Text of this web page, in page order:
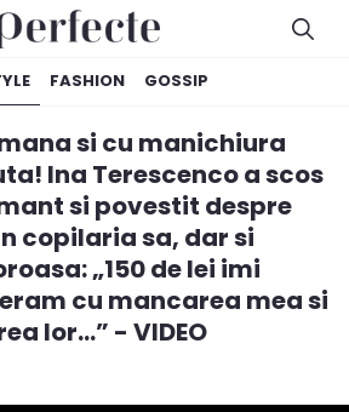
FASHION GOSSIP
si cu manichiura
Ina Terescenco a scos
si povestit despre
copilaria sa, dar si
„150 de lei imi
cu mancarea mea si
lor...” - VIDEO